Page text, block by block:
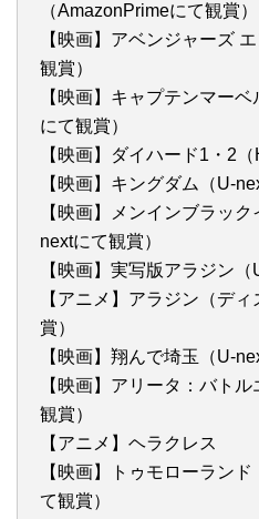
（AmazonPrimeにて観賞）
【映画】アベンジャーズ
観賞）
【映画】キャプテンマー
にて観賞）
【映画】ダイハード1・2（
【映画】キングダム（U-
【映画】メンインブラッ
nextにて観賞）
【映画】実写版アラジン（
【アニメ】アラジン（デ
賞）
【映画】翔んで埼玉（U-
【映画】アリータ：バト
観賞）
【アニメ】ヘラクレス
【映画】トゥモローラン
て観賞）